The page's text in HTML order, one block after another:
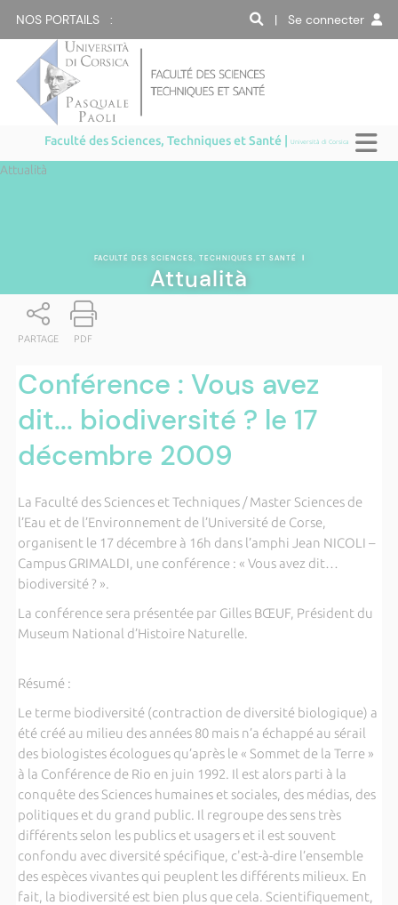
NOS PORTAILS : | Se connecter
Faculté des Sciences, Techniques et Santé |Università di Corsica
Attualità
FACULTÉ DES SCIENCES, TECHNIQUES ET SANTÉ |
Attualità
PARTAGE PDF
Conférence : Vous avez
dit... biodiversité ? le 17
décembre 2009
La Faculté des Sciences et Techniques / Master Sciences de
l’Eau et de l’Environnement de l’Université de Corse,
organisent le 17 décembre à 16h dans l’amphi Jean NICOLI –
Campus GRIMALDI, une conférence : « Vous avez dit…
biodiversité ? ».
La conférence sera présentée par Gilles BŒUF, Président du
Museum National d’Histoire Naturelle.
Résumé :
Le terme biodiversité (contraction de diversité biologique) a
été créé au milieu des années 80 mais n’a échappé au sérail
des biologistes écologues qu’après le « Sommet de la Terre »
à la Conférence de Rio en juin 1992. Il est alors parti à la
conquête des Sciences humaines et sociales, des médias, des
politiques et du grand public. Il regroupe des sens très
différents selon les publics et usagers et il est souvent
confondu avec diversité spécifique, c'est-à-dire l’ensemble
des espèces vivantes qui peuplent les différents milieux. En
fait, la biodiversité est bien plus que cela. Scientifiquement,